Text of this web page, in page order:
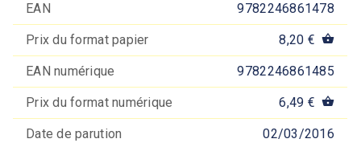
EAN 9782246861478
Prix du format papier 8,20 € shopping_basket
EAN numérique 9782246861485
Prix du format numérique 6,49 € shopping_basket
Date de parution 02/03/2016